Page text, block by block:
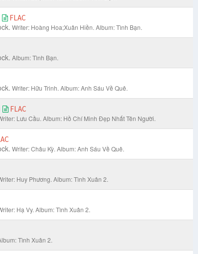
FLAC
Writer: Hoàng Hoa;Xuân Hiền. Album: Tình Bạn.
Album: Tình Bạn.
Writer: Hữu Trinh. Album: Anh Sáu Về Quê.
FLAC
Lưu Cầu. Album: Hồ Chí Minh Đẹp Nhất Tên Người.
Writer: Châu Kỳ. Album: Anh Sáu Về Quê.
Huy Phương. Album: Tình Xuân 2.
Hạ Vy. Album: Tình Xuân 2.
Tình Xuân 2.